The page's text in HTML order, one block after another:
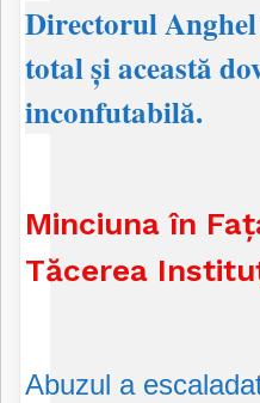
​Directorul
total și această
inconfutabilă.
Minciuna în
Tăcerea
​Abuzul a